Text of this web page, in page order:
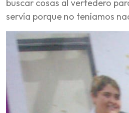
buscar cosas al vertedero
servía porque no teníamos